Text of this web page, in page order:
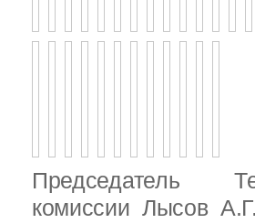
Председатель
комиссии Лысов